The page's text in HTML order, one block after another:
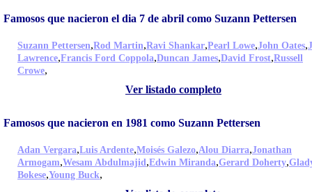
Famosos que nacieron el dia 7 de abril como Suzann Pettersen
Suzann Pettersen,Rod Martin,Ravi Shankar,Pearl Lowe,John Oates,
Lawrence,Francis Ford Coppola,Duncan James,David Frost,Russell
Crowe,
Ver listado completo
Famosos que nacieron en 1981 como Suzann Pettersen
Adan Vergara,Luis Ardente,Moisés Galezo,Alou Diarra,Jonathan
Armogam,Wesam Abdulmajid,Edwin Miranda,Gerard Doherty,
Bokese,Young Buck,